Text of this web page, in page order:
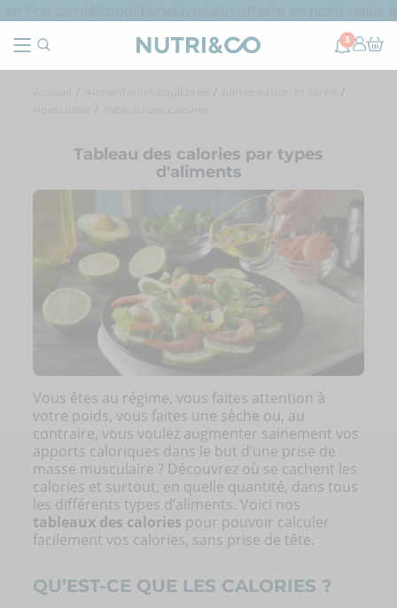
3
Alimentation équilibrée
Alimentation et santé
Tableau des calories
Tableau des calories par types
d'aliments
Vous êtes au régime, vous faites attention à
votre poids, vous faites une sèche ou, au
contraire, vous voulez augmenter sainement vos
apports caloriques dans le but d’une prise de
masse musculaire ? Découvrez où se cachent les
calories et surtout, en quelle quantité, dans tous
les différents types d’aliments. Voici nos
tableaux des calories pour pouvoir calculer
facilement vos calories, sans prise de tête.
QU’EST-CE QUE LES CALORIES ?